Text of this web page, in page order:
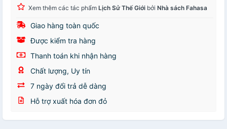
Xem thêm các tác phẩm Lịch Sử Thế Giới bởi Nhà sách Fahasa
Giao hàng toàn quốc
Được kiểm tra hàng
Thanh toán khi nhận hàng
Chất lượng, Uy tín
7 ngày đổi trả dễ dàng
Hỗ trợ xuất hóa đơn đỏ